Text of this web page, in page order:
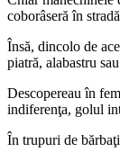
coborâseră în
Însă, dincolo de
piatră, alabastru
Descopereau în
indiferenţa, golul
În trupuri de